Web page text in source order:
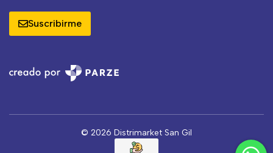
Suscribirme
© 2026 Distrimarket San Gil